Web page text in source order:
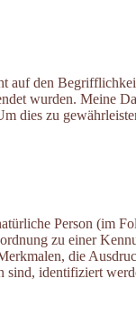
auf den
wurden. Meine
dies zu
Person (im
zu einer
die
sind, identifiziert